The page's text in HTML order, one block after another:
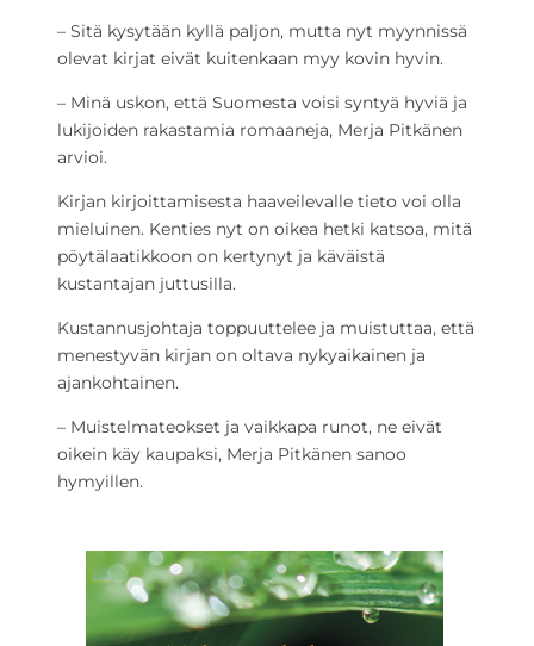
– Sitä kysytään kyllä paljon, mutta nyt myynnissä
olevat kirjat eivät kuitenkaan myy kovin hyvin.
– Minä uskon, että Suomesta voisi syntyä hyviä ja
lukijoiden rakastamia romaaneja, Merja Pitkänen
arvioi.
Kirjan kirjoittamisesta haaveilevalle tieto voi olla
mieluinen. Kenties nyt on oikea hetki katsoa, mitä
pöytälaatikkoon on kertynyt ja käväistä
kustantajan juttusilla.
Kustannusjohtaja toppuuttelee ja muistuttaa, että
menestyvän kirjan on oltava nykyaikainen ja
ajankohtainen.
– Muistelmateokset ja vaikkapa runot, ne eivät
oikein käy kaupaksi, Merja Pitkänen sanoo
hymyillen.